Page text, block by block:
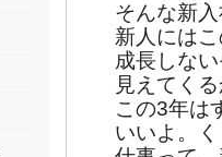
そんな新
新人には
成長しな
見えてく
この3年は
いいよ。